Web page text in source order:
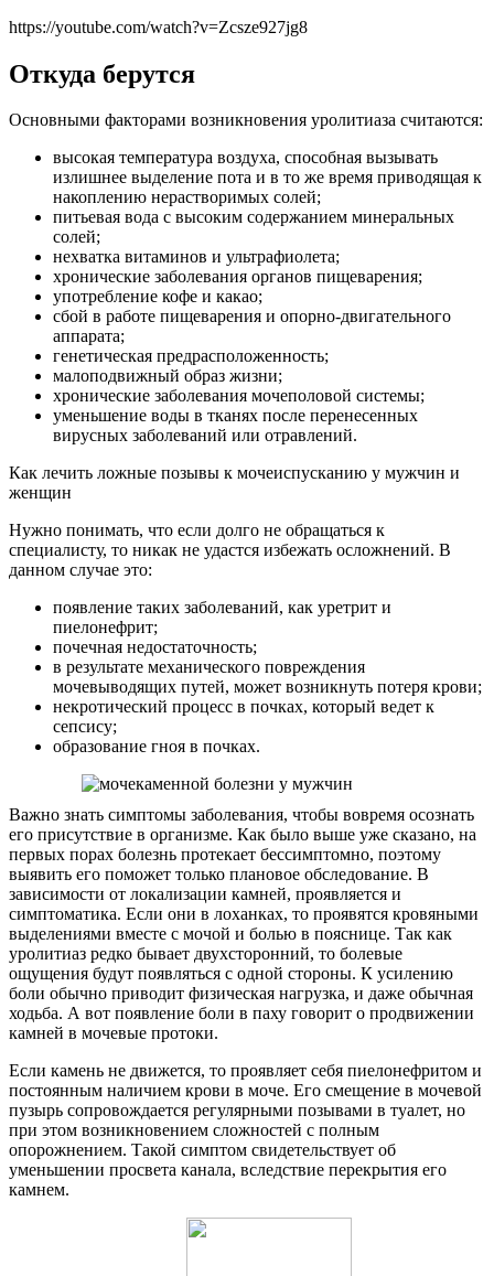
https://youtube.com/watch?v=Zcsze927jg8
Откуда берутся
Основными факторами возникновения уролитиаза считаются:
высокая температура воздуха, способная вызывать
излишнее выделение пота и в то же время приводящая к
накоплению нерастворимых солей;
питьевая вода с высоким содержанием минеральных
солей;
нехватка витаминов и ультрафиолета;
хронические заболевания органов пищеварения;
употребление кофе и какао;
сбой в работе пищеварения и опорно-двигательного
аппарата;
генетическая предрасположенность;
малоподвижный образ жизни;
хронические заболевания мочеполовой системы;
уменьшение воды в тканях после перенесенных
вирусных заболеваний или отравлений.
Как лечить ложные позывы к мочеиспусканию у мужчин и
женщин
Нужно понимать, что если долго не обращаться к
специалисту, то никак не удастся избежать осложнений. В
данном случае это:
появление таких заболеваний, как уретрит и
пиелонефрит;
почечная недостаточность;
в результате механического повреждения
мочевыводящих путей, может возникнуть потеря крови;
некротический процесс в почках, который ведет к
сепсису;
образование гноя в почках.
Важно знать симптомы заболевания, чтобы вовремя осознать
его присутствие в организме. Как было выше уже сказано, на
первых порах болезнь протекает бессимптомно, поэтому
выявить его поможет только плановое обследование. В
зависимости от локализации камней, проявляется и
симптоматика. Если они в лоханках, то проявятся кровяными
выделениями вместе с мочой и болью в пояснице. Так как
уролитиаз редко бывает двухсторонний, то болевые
ощущения будут появляться с одной стороны. К усилению
боли обычно приводит физическая нагрузка, и даже обычная
ходьба. А вот появление боли в паху говорит о продвижении
камней в мочевые протоки.
Если камень не движется, то проявляет себя пиелонефритом и
постоянным наличием крови в моче. Его смещение в мочевой
пузырь сопровождается регулярными позывами в туалет, но
при этом возникновением сложностей с полным
опорожнением. Такой симптом свидетельствует об
уменьшении просвета канала, вследствие перекрытия его
камнем.